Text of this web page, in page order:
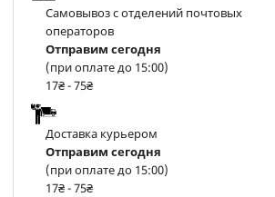
Самовывоз с отделений почтовых
операторов
Отправим сегодня
(при оплате до 15:00)
17₴ - 75₴
Доставка курьером
Отправим сегодня
(при оплате до 15:00)
17₴ - 75₴